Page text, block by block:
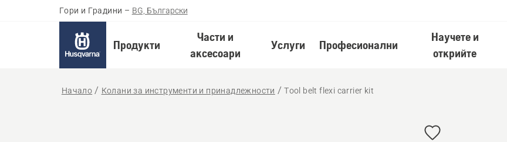
Гори и Градини – BG, Български
Продукти
Части и
аксесоари
Услуги Професионални
Научете и
открийте
Начало Колани за инструменти и принадлежности Tool belt flexi carrier kit